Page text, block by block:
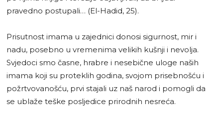
pravedno postupali… (El-Hadid, 25).
Prisutnost imama u zajednici donosi sigurnost, mir i
nadu, posebno u vremenima velikih kušnji i nevolja.
Svjedoci smo časne, hrabre i nesebične uloge naših
imama koji su proteklih godina, svojom prisebnošću i
požrtvovanošću, prvi stajali uz naš narod i pomogli da
se ublaže teške posljedice prirodnih nesreća.